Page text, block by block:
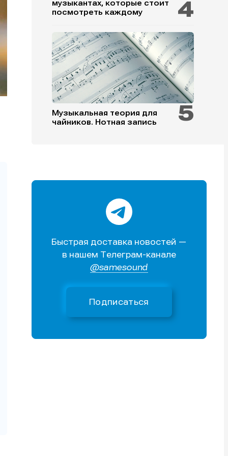
музыкантах, которые стоит
посмотреть каждому
Музыкальная теория для
чайников. Нотная запись
Быстрая доставка новостей —
в нашем Телеграм-канале
@samesound
Подписаться